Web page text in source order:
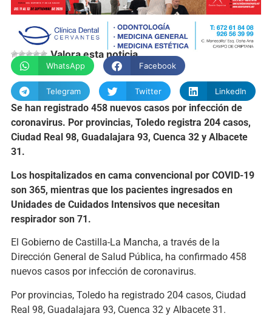
Valora esta noticia
WhatsApp Facebook
Telegram Twitter LinkedIn
Se han registrado 458 nuevos casos por infección de
coronavirus. Por provincias, Toledo registra 204 casos,
Ciudad Real 98, Guadalajara 93, Cuenca 32 y Albacete
31.
Los hospitalizados en cama convencional por COVID-19
son 365, mientras que los pacientes ingresados en
Unidades de Cuidados Intensivos que necesitan
respirador son 71.
El Gobierno de Castilla-La Mancha, a través de la
Dirección General de Salud Pública, ha confirmado 458
nuevos casos por infección de coronavirus.
Por provincias, Toledo ha registrado 204 casos, Ciudad
Real 98, Guadalajara 93, Cuenca 32 y Albacete 31.